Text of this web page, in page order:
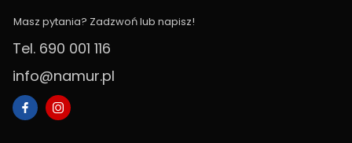
Masz pytania? Zadzwoń lub napisz!
Tel. 690 001 116
info@namur.pl